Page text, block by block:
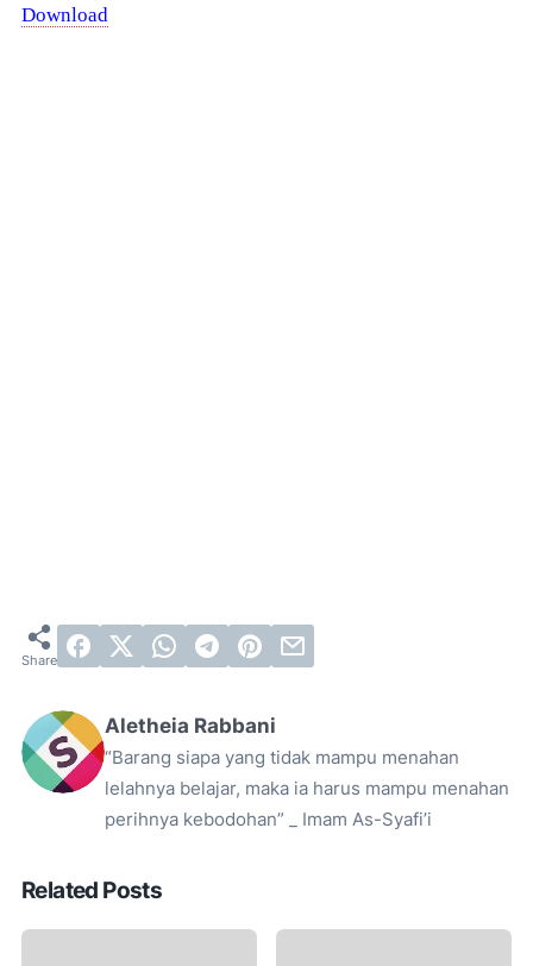
Download
Aletheia Rabbani
“Barang siapa yang tidak mampu menahan
lelahnya belajar, maka ia harus mampu menahan
perihnya kebodohan” _ Imam As-Syafi’i
Related Posts